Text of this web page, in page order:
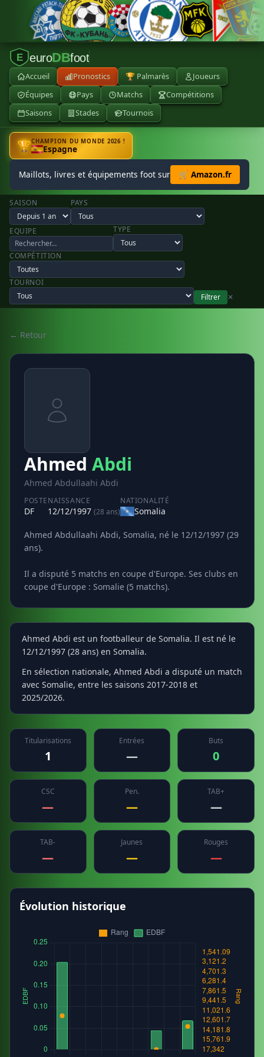
E euroDBfoot
Accueil Pronostics 🏆 Palmarès
Joueurs
Équipes
Pays Matchs
Compétitions
Saisons
Stades Tournois
🏆CHAMPION DU MONDE 2026 !
Espagne
Maillots, livres et équipements foot sur 🛒 Amazon.fr
SAISON PAYS
EQUIPE TYPE
COMPÉTITION
TOURNOI
Filtrer
✕
← Retour
Ahmed Abdi
Ahmed Abdullaahi Abdi
POSTE
DF
NAISSANCE
12/12/1997 (28 ans)
NATIONALITÉ
Somalia
Ahmed Abdullaahi Abdi, Somalia, né le 12/12/1997 (29
ans).
Il a disputé 5 matchs en coupe d'Europe. Ses clubs en
coupe d'Europe : Somalie (5 matchs).
Ahmed Abdi est un footballeur de Somalia. Il est né le
12/12/1997 (28 ans) en Somalia.
En sélection nationale, Ahmed Abdi a disputé un match
avec Somalie, entre les saisons 2017-2018 et
2025/2026.
Titularisations
1
Entrées
—
Buts
0
CSC
—
Pen.
—
TAB+
—
TAB-
—
Jaunes
—
Rouges
—
Évolution historique